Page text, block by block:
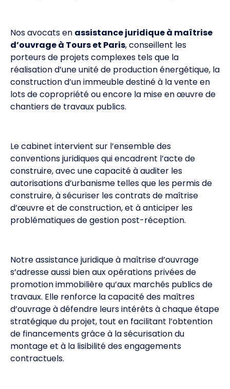
Nos avocats en assistance juridique à maîtrise
d’ouvrage à Tours et Paris, conseillent les
porteurs de projets complexes tels que la
réalisation d’une unité de production énergétique, la
construction d’un immeuble destiné à la vente en
lots de copropriété ou encore la mise en œuvre de
chantiers de travaux publics.
Le cabinet intervient sur l’ensemble des
conventions juridiques qui encadrent l’acte de
construire, avec une capacité à auditer les
autorisations d’urbanisme telles que les permis de
construire, à sécuriser les contrats de maîtrise
d’œuvre et de construction, et à anticiper les
problématiques de gestion post-réception.
Notre assistance juridique à maîtrise d’ouvrage
s’adresse aussi bien aux opérations privées de
promotion immobilière qu’aux marchés publics de
travaux. Elle renforce la capacité des maîtres
d’ouvrage à défendre leurs intérêts à chaque étape
stratégique du projet, tout en facilitant l’obtention
de financements grâce à la sécurisation du
montage et à la lisibilité des engagements
contractuels.